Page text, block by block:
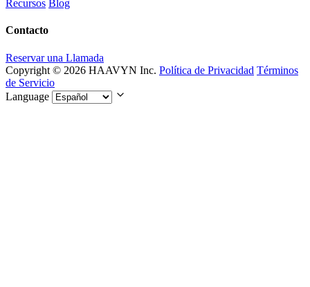
Recursos Blog
Contacto
Reservar una Llamada
Copyright © 2026 HAAVYN Inc. Política de Privacidad Términos
de Servicio
Language